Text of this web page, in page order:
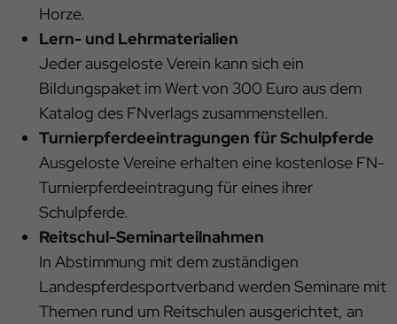
Horze.
Lern- und Lehrmaterialien
Jeder ausgeloste Verein kann sich ein
Bildungspaket im Wert von 300 Euro aus dem
Katalog des FNverlags zusammenstellen.
Turnierpferdeeintragungen für Schulpferde
Ausgeloste Vereine erhalten eine kostenlose FN-
Turnierpferdeeintragung für eines ihrer
Schulpferde.
Reitschul-Seminarteilnahmen
In Abstimmung mit dem zuständigen
Landespferdesportverband werden Seminare mit
Themen rund um Reitschulen ausgerichtet, an